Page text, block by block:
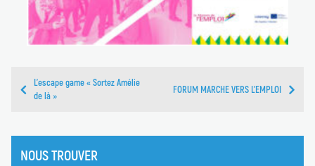
L’escape game « Sortez Amélie
de là »
FORUM MARCHE VERS L'EMPLOI
NOUS TROUVER